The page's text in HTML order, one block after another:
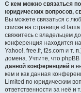
С кем можно связаться
юридических вопросов,
Вы можете связаться с
списке на странице
свяжитесь с владельцем
конференция находится
Yahoo!, free.fr, f2s.com и т.
домена. Учтите, что phpBB
данной конференцией и
кем и как данная
Limited по юридическим
ответственности за неё и